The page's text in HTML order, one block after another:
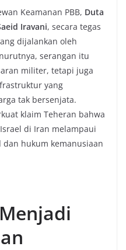
Keamanan PBB, Duta
Iravani, secara tegas
dijalankan oleh
serangan itu
militer, tetapi juga
yang
tak bersenjata.
klaim Teheran bahwa
di Iran melampaui
hukum kemanusiaan